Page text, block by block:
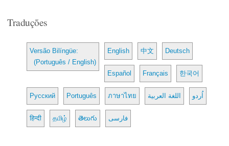
Traduções
Versão Bilíngüe:
(Português / English)
English 中文 Deutsch
Español Français 한국어
Русский Português ภาษาไทย اللغة العربية اُردو
हिन्दी தமிழ் తెలుగు فارسی